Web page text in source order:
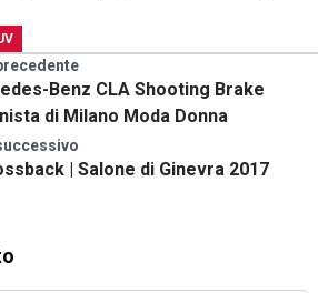
Benz CLA Shooting Brake
di Milano Moda Donna
| Salone di Ginevra 2017